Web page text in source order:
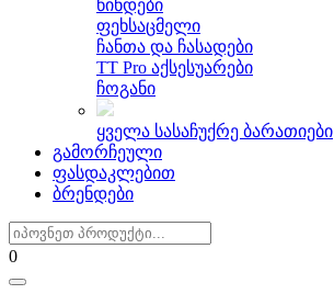
წინდები
ფეხსაცმელი
ჩანთა და ჩასადები
TT Pro აქსესუარები
ჩოგანი
ყველა სასაჩუქრე ბარათიები
გამორჩეული
ფასდაკლებით
ბრენდები
0